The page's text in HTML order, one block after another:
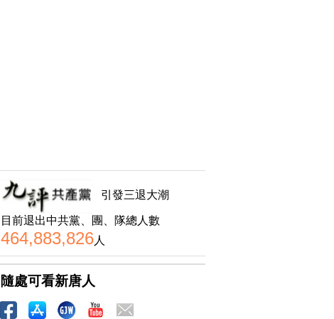
引發三退大潮
目前退出中共黨、團、隊總人數
464,883,826人
隨處可看新唐人